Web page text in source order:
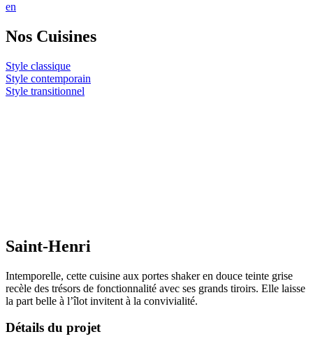
en
Nos Cuisines
Style classique
Style contemporain
Style transitionnel
Saint-Henri
Intemporelle, cette cuisine aux portes shaker en douce teinte grise
recèle des trésors de fonctionnalité avec ses grands tiroirs. Elle laisse
la part belle à l’îlot invitent à la convivialité.
Détails du projet